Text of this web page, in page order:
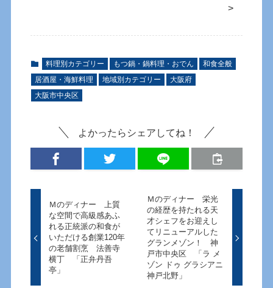
>
料理別カテゴリー もつ鍋・鍋料理・おでん
和食全般
居酒屋・海鮮料理
地域別カテゴリー
大阪府
大阪市中央区
よかったらシェアしてね！
Ｍのディナー 上質
な空間で高級感あふ
れる正統派の和食が
いただける創業120年
の老舗割烹 法善寺
横丁 「正弁丹吾
亭」
Ｍのディナー 栄光
の経歴を持たれる天
才シェフをお迎えし
てリニューアルした
グランメゾン！ 神
戸市中央区 「ラ メ
ゾン ドゥ グラシアニ
神戸北野」